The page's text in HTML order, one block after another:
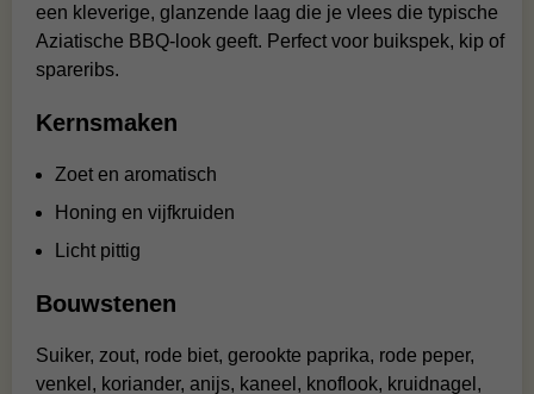
een kleverige, glanzende laag die je vlees die typische
Aziatische BBQ-look geeft. Perfect voor buikspek, kip of
spareribs.
Kernsmaken
Zoet en aromatisch
Honing en vijfkruiden
Licht pittig
Bouwstenen
Suiker, zout, rode biet, gerookte paprika, rode peper,
venkel, koriander, anijs, kaneel, knoflook, kruidnagel,